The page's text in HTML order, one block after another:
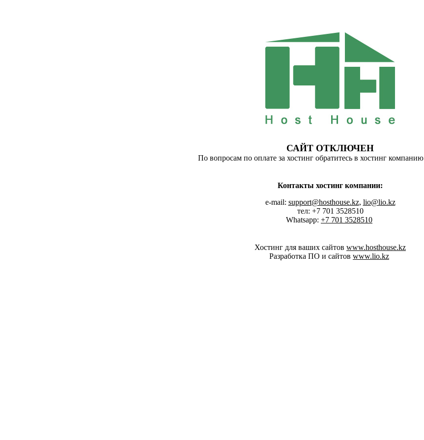
САЙТ ОТКЛЮЧЕН
По вопросам по оплате за хостинг обратитесь в хостинг компанию
Контакты хостинг компании:
e-mail: support@hosthouse.kz, lio@lio.kz
тел: +7 701 3528510
Whatsapp: +7 701 3528510
Хостинг для ваших сайтов www.hosthouse.kz
Разработка ПО и сайтов www.lio.kz